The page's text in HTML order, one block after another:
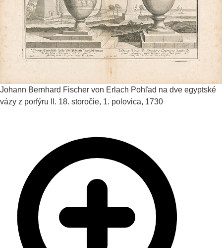
Johann Bernhard Fischer von Erlach Pohľad na dve egyptské
vázy z porfýru II. 18. storočie, 1. polovica, 1730